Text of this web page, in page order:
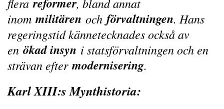
inommilitären och förvaltningen. Hans
regeringstid kännetecknades också av
en ökad insyn i statsförvaltningen och en
strävan eftermodernisering.
Karl XIII:s Mynthistoria: